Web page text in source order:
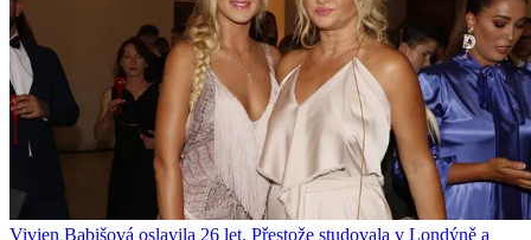
Vivien Babišová oslavila 26 let. Přestože studovala v Londýně a